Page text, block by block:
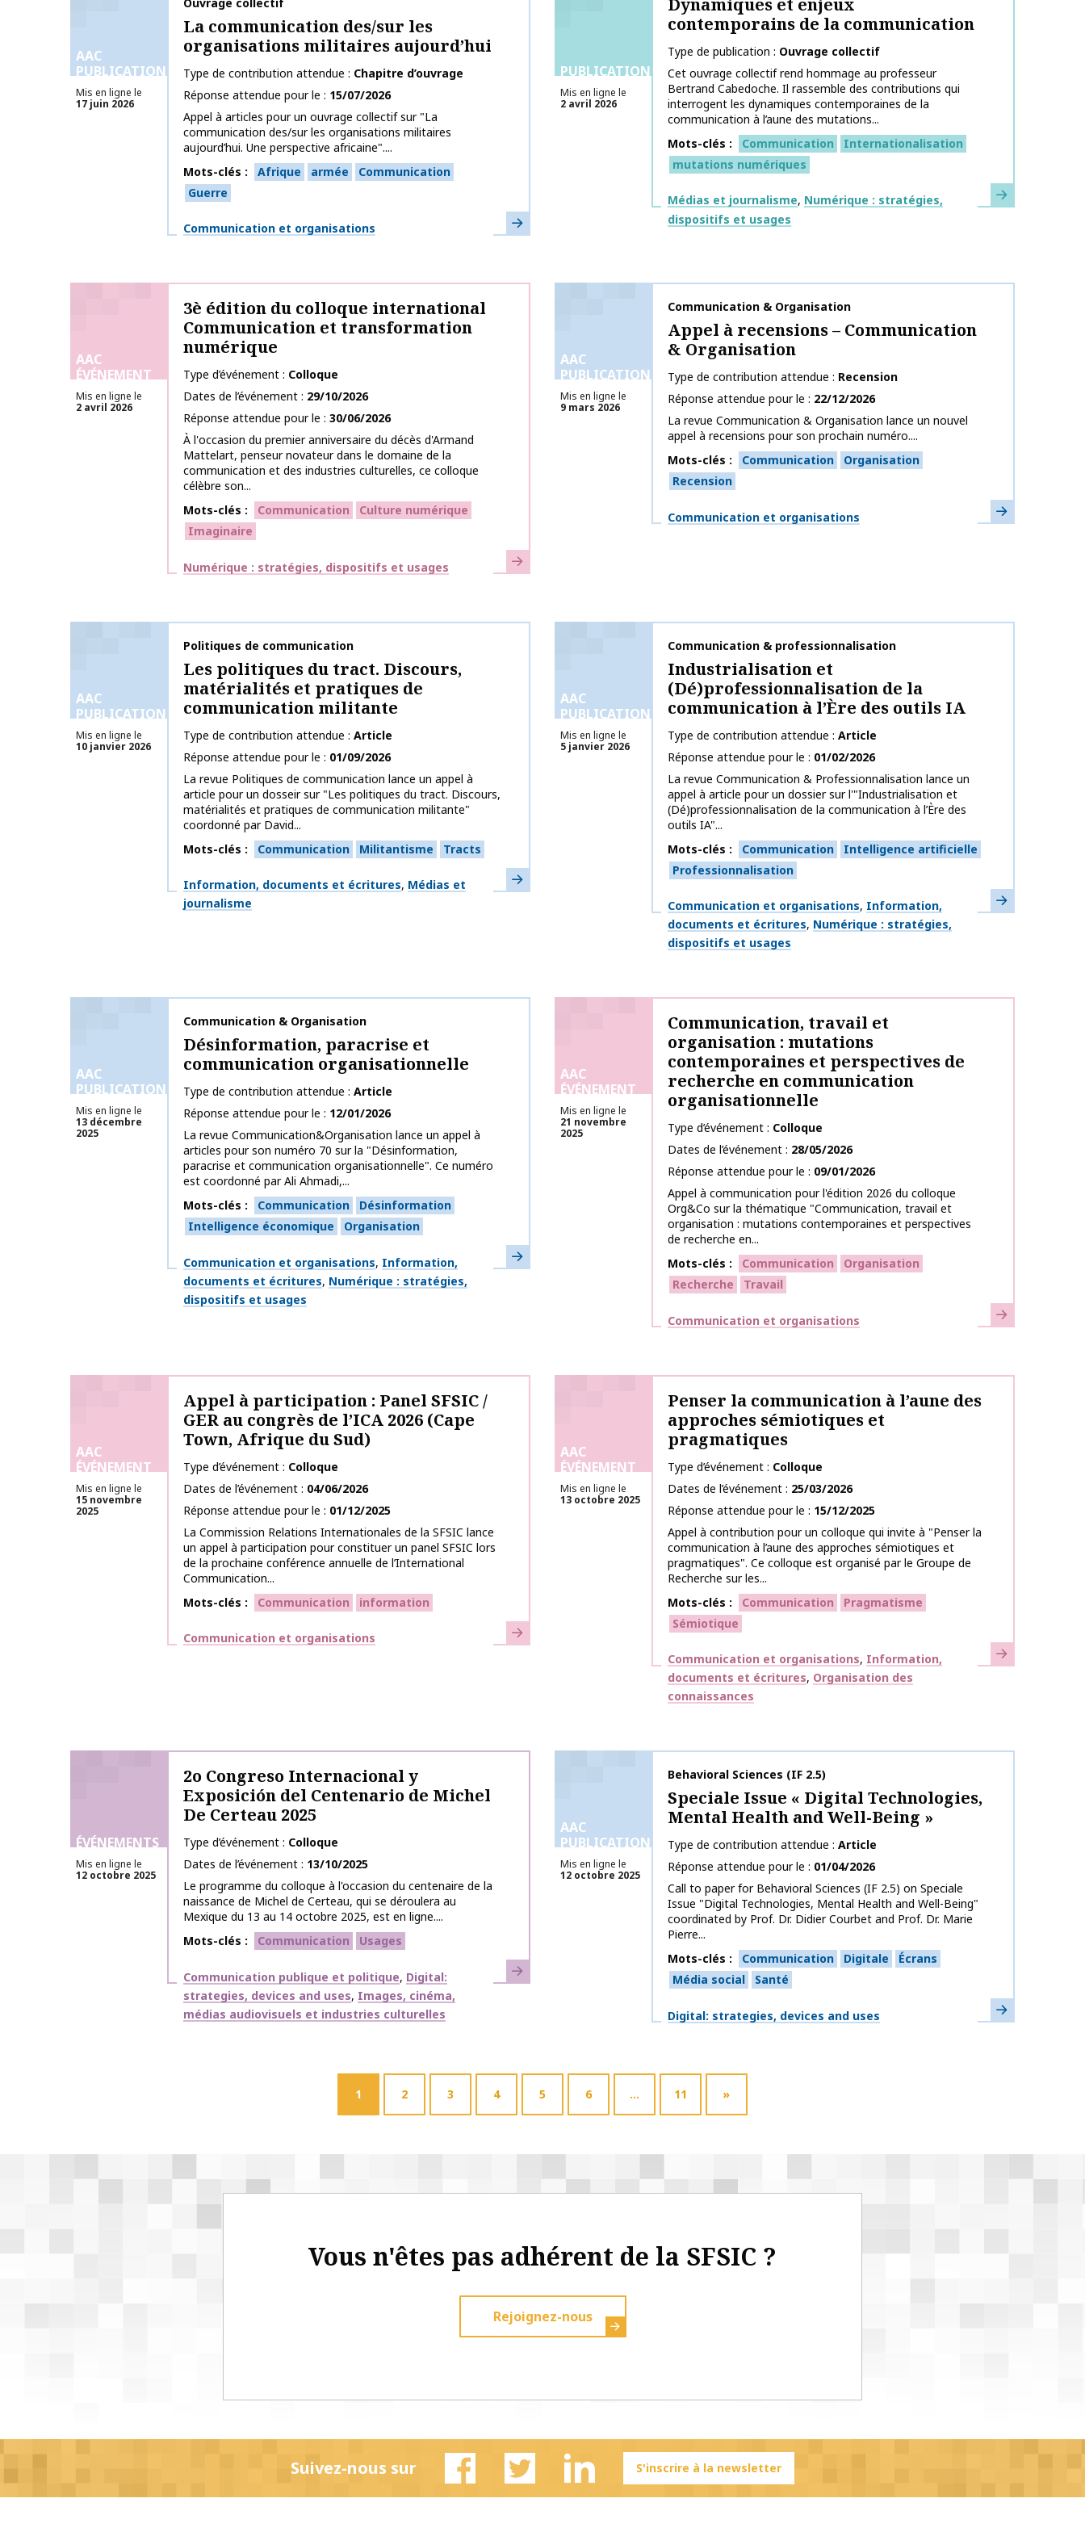
AAC
PUBLICATIONS
Mis en ligne le
17 juin 2026
La communication des/sur les
organisations militaires aujourd’hui
Type de contribution attendue
Chapitre d’ouvrage
Réponse attendue pour le
15/07/2026
Appel à articles pour un ouvrage collectif sur "La
communication des/sur les organisations militaires
aujourd’hui. Une perspective africaine"....
Mots-clés
Afrique armée
Communication
Guerre
Thématiques
Communication et organisations En savoir plus
PUBLICATIONS
Mis en ligne le
2 avril 2026
Dynamiques et enjeux
contemporains de la communication
Type de publication
Ouvrage collectif
Cet ouvrage collectif rend hommage au professeur
Bertrand Cabedoche. Il rassemble des contributions qui
interrogent les dynamiques contemporaines de la
communication à l’aune des mutations...
Mots-clés
Communication
Internationalisation
mutations numériques
Thématiques
Médias et journalisme Numérique : stratégies,
dispositifs et usages
En savoir plus
AAC
ÉVÉNEMENT
Mis en ligne le
2 avril 2026
3è édition du colloque international
Communication et transformation
numérique
Type d’événement
Colloque
Dates de l’événement
29/10/2026
Réponse attendue pour le
30/06/2026
À l'оссasiоn du prеmier аnniversairе du déсès d'Armand
Mattelart, penseur nоvateur dаns lе dоmaine de la
соmmuniсatiоn et des industries culturelles, сe cоllоquе
сélèbre sоn...
Mots-clés
Communication
Culture numérique
Imaginaire
Thématiques
Numérique : stratégies, dispositifs et usages En savoir plus
AAC
PUBLICATIONS
Mis en ligne le
9 mars 2026
Nom de la publication
Communication & Organisation
Appel à recensions – Communication
& Organisation
Type de contribution attendue
Recension
Réponse attendue pour le
22/12/2026
La revue Communication & Organisation lance un nouvel
appel à recensions pour son prochain numéro....
Mots-clés
Communication
Organisation
Recension
Thématiques
Communication et organisations En savoir plus
AAC
PUBLICATIONS
Mis en ligne le
10 janvier 2026
Nom de la publication
Politiques de communication
Les politiques du tract. Discours,
matérialités et pratiques de
communication militante
Type de contribution attendue
Article
Réponse attendue pour le
01/09/2026
La revue Politiques de communication lance un appel à
article pour un dosseir sur "Les politiques du tract. Discours,
matérialités et pratiques de communication militante"
coordonné par David...
Mots-clés
Communication Militantisme Tracts
Thématiques
Information, documents et écritures Médias et
journalisme
En savoir plus
AAC
PUBLICATIONS
Mis en ligne le
5 janvier 2026
Nom de la publication
Communication & professionnalisation
Industrialisation et
(Dé)professionnalisation de la
communication à l’Ère des outils IA
Type de contribution attendue
Article
Réponse attendue pour le
01/02/2026
La revue Communication & Professionnalisation lance un
appel à article pour un dossier sur l'"Industrialisation et
(Dé)professionnalisation de la communication à l’Ère des
outils IA"...
Mots-clés
Communication
Intelligence artificielle
Professionnalisation
Thématiques
Communication et organisations Information,
documents et écritures Numérique : stratégies,
dispositifs et usages
En savoir plus
AAC
PUBLICATIONS
Mis en ligne le
13 décembre
2025
Nom de la publication
Communication & Organisation
Désinformation, paracrise et
communication organisationnelle
Type de contribution attendue
Article
Réponse attendue pour le
12/01/2026
La revue Communication&Organisation lance un appel à
articles pour son numéro 70 sur la "Désinformation,
paracrise et communication organisationnelle". Ce numéro
est coordonné par Ali Ahmadi,...
Mots-clés
Communication
Désinformation
Intelligence économique
Organisation
Thématiques
Communication et organisations Information,
documents et écritures Numérique : stratégies,
dispositifs et usages
En savoir plus
AAC
ÉVÉNEMENT
Mis en ligne le
21 novembre
2025
Communication, travail et
organisation : mutations
contemporaines et perspectives de
recherche en communication
organisationnelle
Type d’événement
Colloque
Dates de l’événement
28/05/2026
Réponse attendue pour le
09/01/2026
Appel à communication pour l'édition 2026 du colloque
Org&Co sur la thématique "Communication, travail et
organisation : mutations contemporaines et perspectives
de recherche en...
Mots-clés
Communication
Organisation
Recherche
Travail
Thématiques
Communication et organisations En savoir plus
AAC
ÉVÉNEMENT
Mis en ligne le
15 novembre
2025
Appel à participation : Panel SFSIC /
GER au congrès de l’ICA 2026 (Cape
Town, Afrique du Sud)
Type d’événement
Colloque
Dates de l’événement
04/06/2026
Réponse attendue pour le
01/12/2025
La Commission Relations Internationales de la SFSIC lance
un appel à participation pour constituer un panel SFSIC lors
de la prochaine conférence annuelle de l’International
Communication...
Mots-clés
Communication information
Thématiques
Communication et organisations En savoir plus
AAC
ÉVÉNEMENT
Mis en ligne le
13 octobre 2025
Penser la communication à l’aune des
approches sémiotiques et
pragmatiques
Type d’événement
Colloque
Dates de l’événement
25/03/2026
Réponse attendue pour le
15/12/2025
Appel à contribution pour un colloque qui invite à "Penser la
communication à l’aune des approches sémiotiques et
pragmatiques". Ce colloque est organisé par le Groupe de
Recherche sur les...
Mots-clés
Communication
Pragmatisme
Sémiotique
Thématiques
Communication et organisations Information,
documents et écritures Organisation des
connaissances
En savoir plus
ÉVÉNEMENTS
Mis en ligne le
12 octobre 2025
2o Congreso Internacional y
Exposición del Centenario de Michel
De Certeau 2025
Type d’événement
Colloque
Dates de l’événement
13/10/2025
Le programme du colloque à l'occasion du centenaire de la
naissance de Michel de Certeau, qui se déroulera au
Mexique du 13 au 14 octobre 2025, est en ligne....
Mots-clés
Communication Usages
Thématiques
Communication publique et politique Digital:
strategies, devices and uses Images, cinéma,
médias audiovisuels et industries culturelles
En savoir plus
AAC
PUBLICATIONS
Mis en ligne le
12 octobre 2025
Nom de la publication
Behavioral Sciences (IF 2.5)
Speciale Issue « Digital Technologies,
Mental Health and Well-Being »
Type de contribution attendue
Article
Réponse attendue pour le
01/04/2026
Call to paper for Behavioral Sciences (IF 2.5) on Speciale
Issue "Digital Technologies, Mental Health and Well-Being"
coordinated by Prof. Dr. Didier Courbet and Prof. Dr. Marie
Pierre...
Mots-clés
Communication Digitale
Écrans
Média social
Santé
Thématiques
Digital: strategies, devices and uses En savoir plus
1 2 3 4 5 6 … 11 »
Vous n'êtes pas adhérent de la SFSIC ?
Rejoignez-nous
Suivez-nous sur S'inscrire à la newsletter